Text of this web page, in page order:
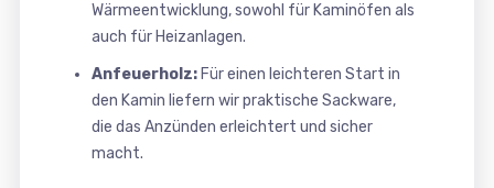
Wärmeentwicklung, sowohl für Kaminöfen als
auch für Heizanlagen.
Anfeuerholz:Für einen leichteren Start in
den Kamin liefern wir praktische Sackware,
die das Anzünden erleichtert und sicher
macht.